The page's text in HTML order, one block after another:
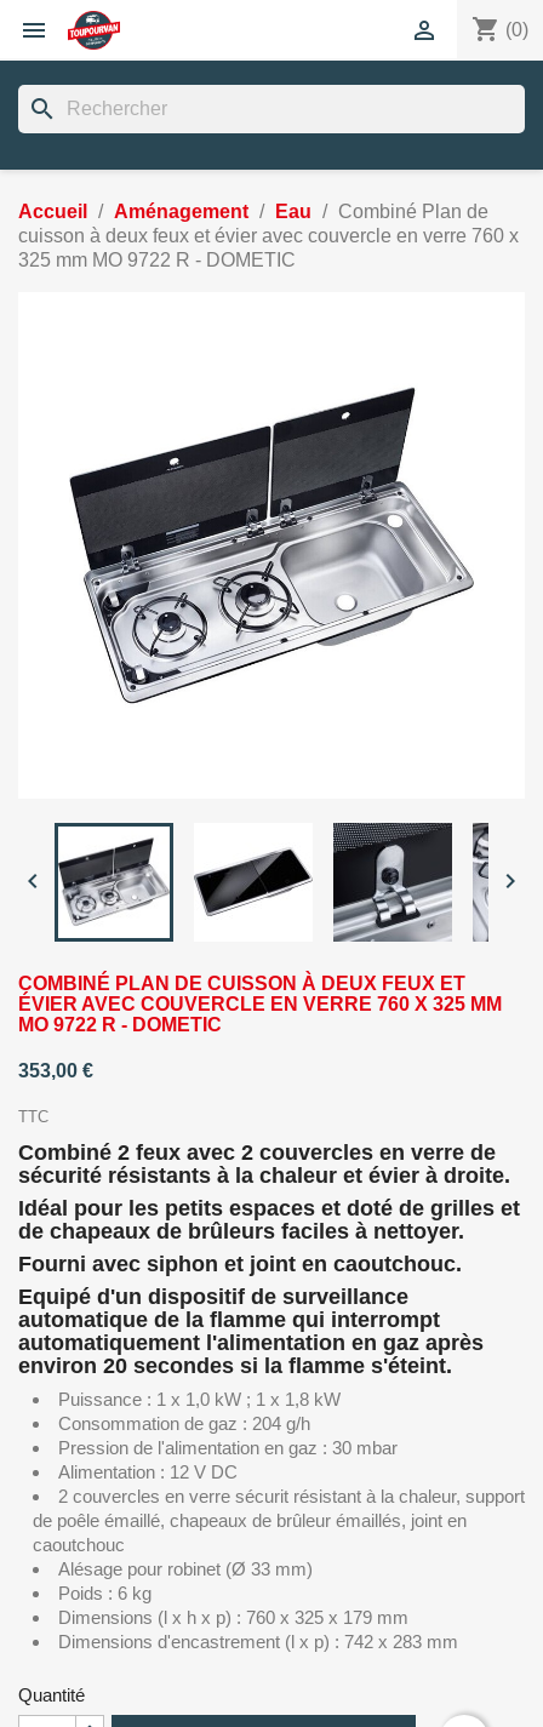
 shopping_cart (0)

search
Accueil Aménagement Eau
Combiné Plan de
cuisson à deux feux et évier avec couvercle en verre 760 x
325 mm MO 9722 R - DOMETIC
 
COMBINÉ PLAN DE CUISSON À DEUX FEUX ET
ÉVIER AVEC COUVERCLE EN VERRE 760 X 325 MM
MO 9722 R - DOMETIC
353,00 €
TTC
Combiné 2 feux avec 2 couvercles en verre de
sécurité résistants à la chaleur et évier à droite.
Idéal pour les petits espaces et doté de grilles et
de chapeaux de brûleurs faciles à nettoyer.
Fourni avec siphon et joint en caoutchouc.
Equipé d'un dispositif de surveillance
automatique de la flamme qui interrompt
automatiquement l'alimentation en gaz après
environ 20 secondes si la flamme s'éteint.
Puissance : 1 x 1,0 kW ; 1 x 1,8 kW
Consommation de gaz : 204 g/h
Pression de l'alimentation en gaz : 30 mbar
Alimentation : 12 V DC
2 couvercles en verre sécurit résistant à la chaleur, support
de poêle émaillé, chapeaux de brûleur émaillés, joint en
caoutchouc
Alésage pour robinet (Ø 33 mm)
Poids : 6 kg
Dimensions (l x h x p) : 760 x 325 x 179 mm
Dimensions d'encastrement (l x p) : 742 x 283 mm
Quantité